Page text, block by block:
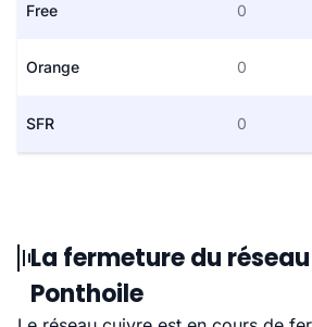
Free 0
Orange 0
SFR 0
La fermeture du réseau
Ponthoile